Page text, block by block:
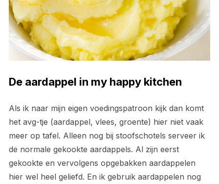
De aardappel in my happy kitchen
Als ik naar mijn eigen voedingspatroon kijk dan komt
het avg-tje (aardappel, vlees, groente) hier niet vaak
meer op tafel. Alleen nog bij stoofschotels serveer ik
de normale gekookte aardappels. Al zijn eerst
gekookte en vervolgens opgebakken aardappelen
hier wel heel geliefd. En ik gebruik aardappelen nog